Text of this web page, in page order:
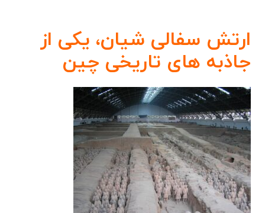
ارتش سفالی شیان، یکی از
جاذبه های تاریخی چین